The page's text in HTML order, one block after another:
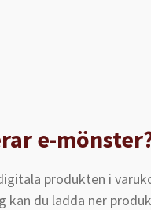
e-
produkten i
kan du ladda ner